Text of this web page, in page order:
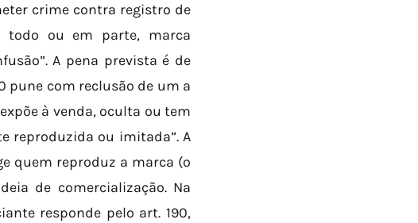
crime contra registro de
todo ou em parte, marca
A pena prevista é de
pune com reclusão de um a
à venda, oculta ou tem
reproduzida ou imitada”. A
quem reproduz a marca (o
de comercialização. Na
responde pelo art. 190,